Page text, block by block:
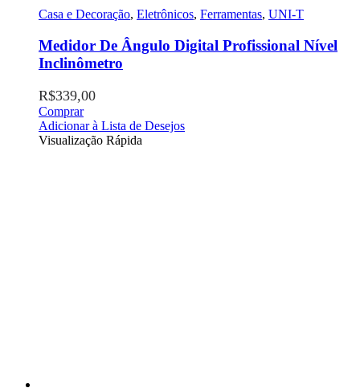
Casa e Decoração, Eletrônicos, Ferramentas, UNI-T
Medidor De Ângulo Digital Profissional Nível
Inclinômetro
R$339,00
Comprar
Adicionar à Lista de Desejos
Visualização Rápida